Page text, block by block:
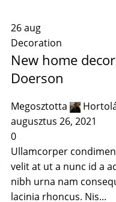
26aug
Decoration
New home
Doerson
Megosztotta
augusztus 26, 2021
0
Ullamcorper
velit at ut a nunc id a
nibh urna nam
lacinia rhoncus. Nis...